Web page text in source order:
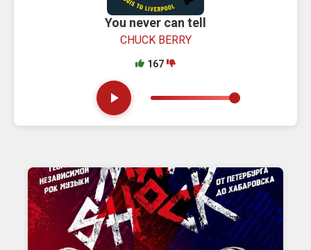
You never can tell
CHUCK BERRY
167